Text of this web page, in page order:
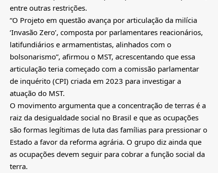
entre outras restrições.
“O Projeto em questão avança por articulação da milícia
‘Invasão Zero’, composta por parlamentares reacionários,
latifundiários e armamentistas, alinhados com o
bolsonarismo”, afirmou o MST, acrescentando que essa
articulação teria começado com a comissão parlamentar
de inquérito (CPI) criada em 2023 para investigar a
atuação do MST.
O movimento argumenta que a concentração de terras é a
raiz da desigualdade social no Brasil e que as ocupações
são formas legítimas de luta das famílias para pressionar o
Estado a favor da reforma agrária. O grupo diz ainda que
as ocupações devem seguir para cobrar a função social da
terra.